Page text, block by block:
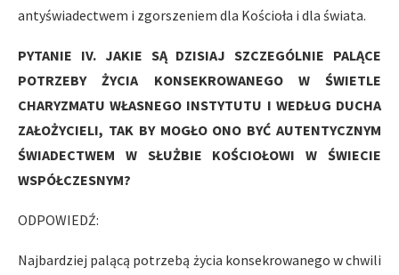
antyświadectwem i zgorszeniem dla Kościoła i dla świata.
PYTANIE IV. JAKIE SĄ DZISIAJ SZCZEGÓLNIE PALĄCE
POTRZEBY ŻYCIA KONSEKROWANEGO W ŚWIETLE
CHARYZMATU WŁASNEGO INSTYTUTU I WEDŁUG DUCHA
ZAŁOŻYCIELI, TAK BY MOGŁO ONO BYĆ AUTENTYCZNYM
ŚWIADECTWEM W SŁUŻBIE KOŚCIOŁOWI W ŚWIECIE
WSPÓŁCZESNYM?
ODPOWIEDŹ:
Najbardziej palącą potrzebą życia konsekrowanego w chwili